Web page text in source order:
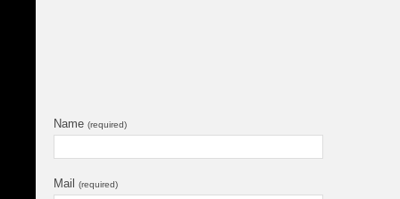
Name (required)
Mail (required)